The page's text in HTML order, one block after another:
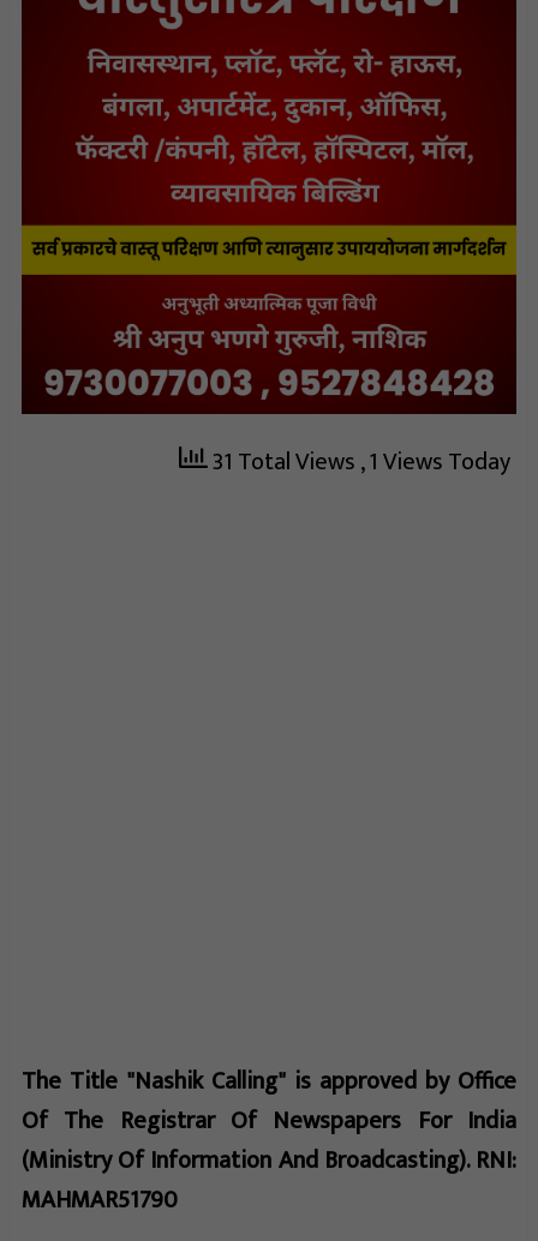
31 Total Views, 1 Views Today
The Title "Nashik Calling" is approved by Office
Of The Registrar Of Newspapers For India
(Ministry Of Information And Broadcasting). RNI:
MAHMAR51790